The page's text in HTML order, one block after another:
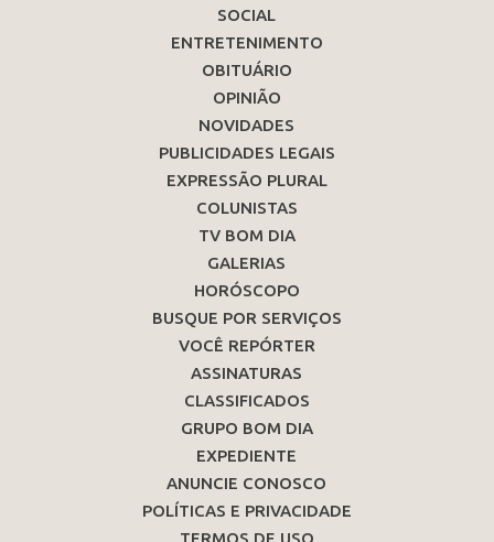
SOCIAL
ENTRETENIMENTO
OBITUÁRIO
OPINIÃO
NOVIDADES
PUBLICIDADES LEGAIS
EXPRESSÃO PLURAL
COLUNISTAS
TV BOM DIA
GALERIAS
HORÓSCOPO
BUSQUE POR SERVIÇOS
VOCÊ REPÓRTER
ASSINATURAS
CLASSIFICADOS
GRUPO BOM DIA
EXPEDIENTE
ANUNCIE CONOSCO
POLÍTICAS E PRIVACIDADE